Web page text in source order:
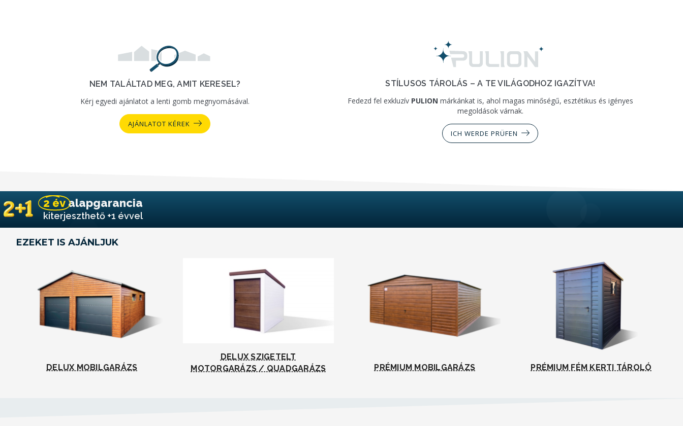
NEM TALÁLTAD MEG, AMIT KERESEL?
Kérj egyedi ajánlatot a lenti gomb megnyomásával.
AJÁNLATOT KÉREK
STÍLUSOS TÁROLÁS – A TE VILÁGODHOZ IGAZÍTVA!
Fedezd fel exkluzív PULION márkánkat is, ahol magas minőségű, esztétikus és igényes
megoldások várnak.
ICH WERDE PRÜFEN
2 évalapgarancia
kiterjeszthető +1 évvel
EZEKET IS AJÁNLJUK
DELUX MOBILGARÁZS
DELUX SZIGETELT
MOTORGARÁZS / QUADGARÁZS
PRÉMIUM MOBILGARÁZS PRÉMIUM FÉM KERTI TÁROLÓ